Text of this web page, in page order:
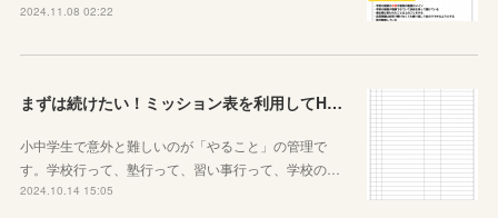
2024.11.08 02:22
まずは続けたい！ミッション表を利用してHOME個別指導塾からのミッションを遂行せよ
小中学生で意外と難しいのが「やること」の管理で
す。学校行って、塾行って、習い事行って、学校の…
2024.10.14 15:05